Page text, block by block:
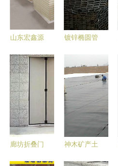
山东宏鑫源
品质建筑的
坚实选择
镀锌椭圆管
厂家直销助
力建筑建材
高效采购
廊坊折叠门
神木矿产土